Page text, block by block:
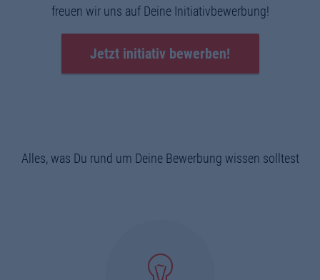
freuen wir uns auf Deine Initiativbewerbung!
Jetzt initiativ bewerben!
Alles, was Du rund um Deine Bewerbung wissen solltest